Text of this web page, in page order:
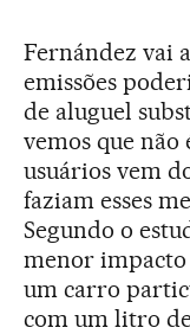
Fernández vai
emissões
de aluguel
vemos que não
usuários vem
faziam esses
Segundo o
menor impacto
um carro
com um litro